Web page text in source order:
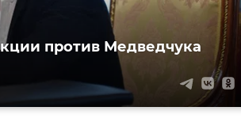
против Медведчука